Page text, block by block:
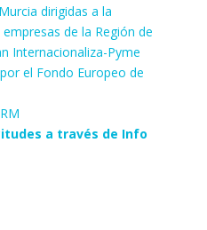
dirigidas a la
de la Región de
Internacionaliza-Pyme
el Fondo Europeo de
a través de Info